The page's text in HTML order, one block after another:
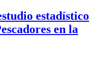
estadístico
en la